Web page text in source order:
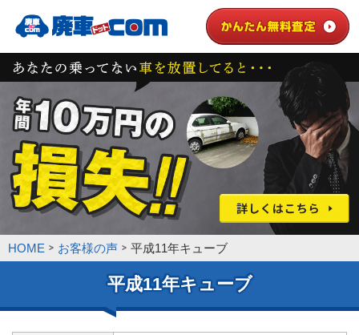
HOME お客様の声 平成11年キューブ
平成11年キューブ